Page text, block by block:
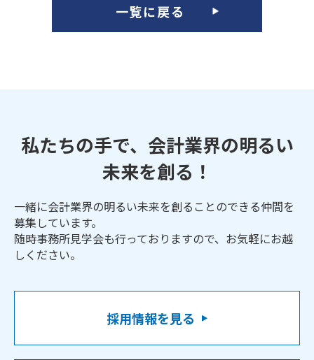
一覧に戻る
私たちの手で、会計業界の明るい
未来を創る！
一緒に会計業界の明るい未来を創ることのできる仲間を
募集しています。
随時事務所見学会も行っておりますので、お気軽にお越
しください。
採用情報を見る